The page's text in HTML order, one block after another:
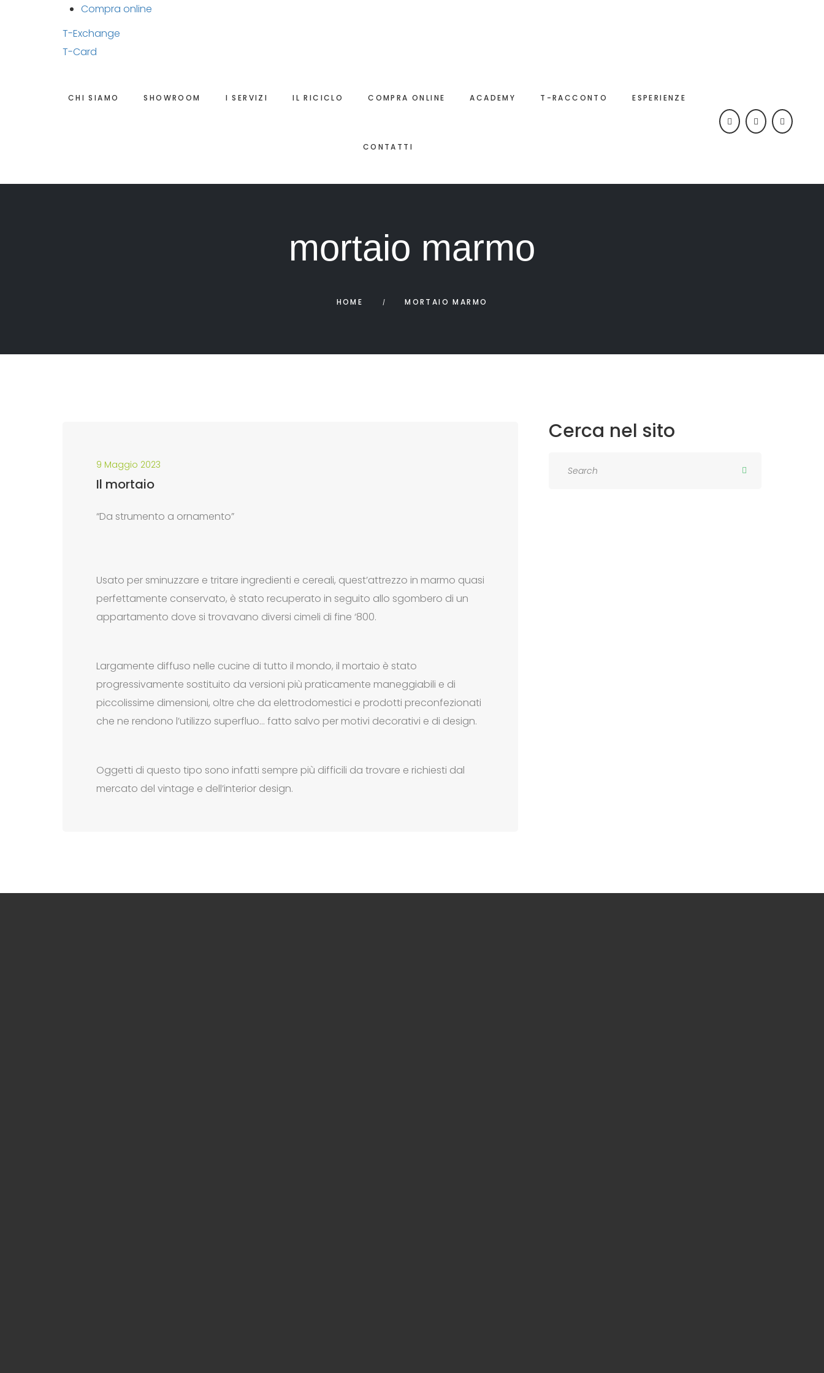
Compra online
T-Exchange
T-Card
CHI SIAMO SHOWROOM I SERVIZI IL RICICLO COMPRA ONLINE ACADEMY T-RACCONTO ESPERIENZE
CONTATTI
mortaio marmo
HOME MORTAIO MARMO
9 Maggio 2023
Il mortaio
“Da strumento a ornamento”
Usato per sminuzzare e tritare ingredienti e cereali, quest’attrezzo in marmo quasi
perfettamente conservato, è stato recuperato in seguito allo sgombero di un
appartamento dove si trovavano diversi cimeli di fine ‘800.
Largamente diffuso nelle cucine di tutto il mondo, il mortaio è stato
progressivamente sostituito da versioni più praticamente maneggiabili e di
piccolissime dimensioni, oltre che da elettrodomestici e prodotti preconfezionati
che ne rendono l’utilizzo superfluo… fatto salvo per motivi decorativi e di design.
Oggetti di questo tipo sono infatti sempre più difficili da trovare e richiesti dal
mercato del vintage e dell’interior design.
Cerca nel sito